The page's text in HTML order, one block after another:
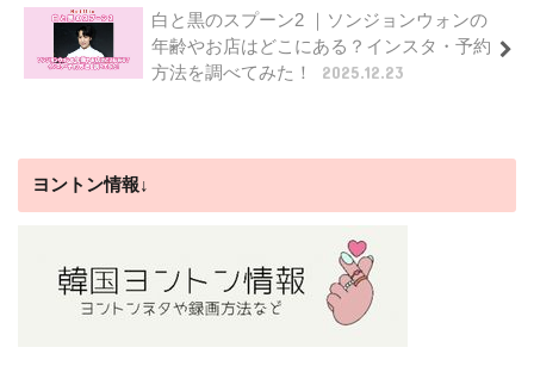
白と黒のスプーン2 ｜ソンジョンウォンの
年齢やお店はどこにある？インスタ・予約
方法を調べてみた！
2025.12.23
ヨントン情報↓